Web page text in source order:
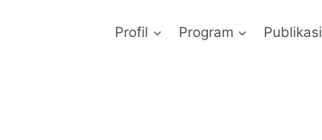
Profil Program Publikasi